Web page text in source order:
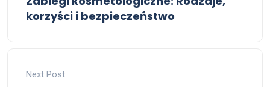
korzyści i bezpieczeństwo
Next Post